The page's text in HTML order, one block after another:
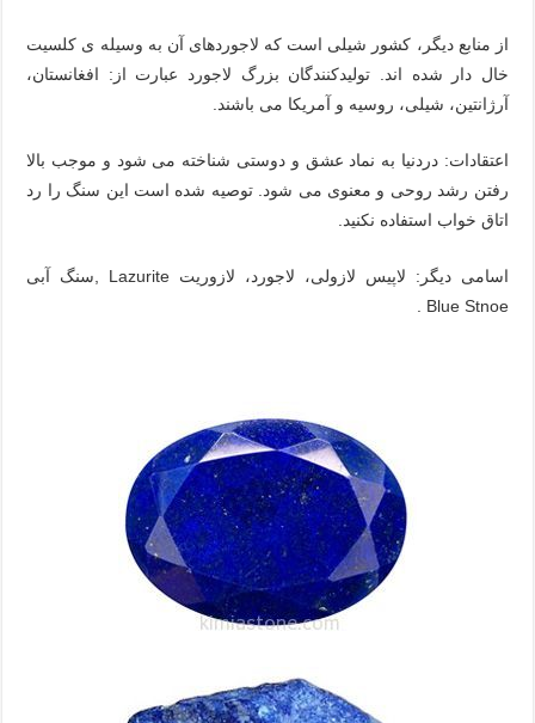
از منابع دیگر، کشور شیلی است که لاجوردهای آن به وسیله ی کلسیت
خال دار شده اند. تولیدکنندگان بزرگ لاجورد عبارت از: افغانستان،
آرژانتین، شیلی، روسیه و آمریکا می باشند.
اعتقادات: دردنیا به نماد عشق و دوستی شناخته می شود و موجب بالا
رفتن رشد روحی و معنوی می شود. توصیه شده است این سنگ را رد
اتاق خواب استفاده نکنید.
اسامی دیگر: لاپیس لازولی، لاجورد، لازوریت Lazurite ,سنگ آبی
Blue Stnoe .